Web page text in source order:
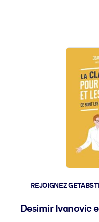
REJOIGNEZ
Desimir Ivanovic